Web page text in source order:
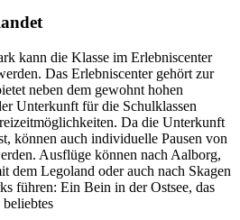
kann die Klasse im Erlebniscenter
Das Erlebniscenter gehört zur
neben dem gewohnt hohen
Unterkunft für die Schulklassen
Da die Unterkunft
können auch individuelle Pausen von
Ausflüge können nach Aalborg,
Legoland oder auch nach Skagen
führen: Ein Bein in der Ostsee, das